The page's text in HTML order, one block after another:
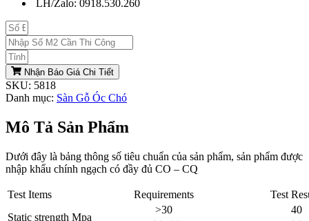
LH/Zalo: 0918.530.260
Nhận Báo Giá Chi Tiết
SKU: 5818
Danh mục: Sàn Gỗ Óc Chó
Mô Tả Sản Phẩm
Dưới đây là bảng thông số tiêu chuẩn của sản phẩm, sản phẩm được
nhập khẩu chính ngạch có đầy đủ CO – CQ
Test Items Requirements
Test
Static strength Mpa
>30
40